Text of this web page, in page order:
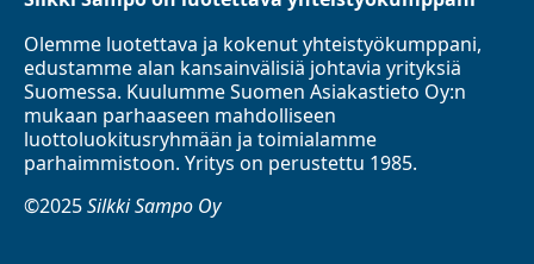
Olemme luotettava ja kokenut yhteistyökumppani,
edustamme alan kansainvälisiä johtavia yrityksiä
Suomessa. Kuulumme Suomen Asiakastieto Oy:n
mukaan parhaaseen mahdolliseen
luottoluokitusryhmään ja toimialamme
parhaimmistoon. Yritys on perustettu 1985.
©2025Silkki Sampo Oy